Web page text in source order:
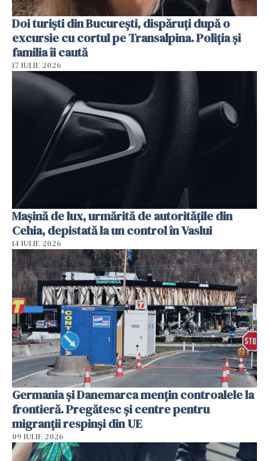
Doi turiști din București, dispăruți după o
excursie cu cortul pe Transalpina. Poliția și
familia îi caută
17 IULIE 2026
Mașină de lux, urmărită de autoritățile din
Cehia, depistată la un control în Vaslui
14 IULIE 2026
Germania și Danemarca mențin controalele la
frontieră. Pregătesc și centre pentru
migranții respinși din UE
09 IULIE 2026